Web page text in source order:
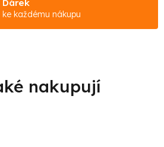
Dárek
ke každému nákupu